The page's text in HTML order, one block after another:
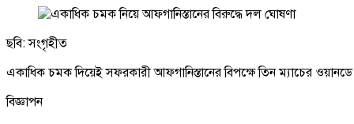
ছবি: সংগৃহীত
একাধিক চমক দিয়েই সফরকারী আফগানিস্তানের বিপক্ষে তিন ম্যাচের
বিজ্ঞাপন